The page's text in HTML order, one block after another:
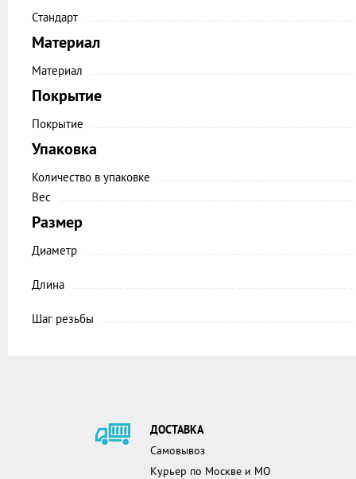
Стандарт
Материал
Материал
Покрытие
Покрытие
Упаковка
Количество в упаковке
Вес
Размер
Диаметр
Длина
Шаг резьбы
ДОСТАВКА
Самовывоз
Курьер по Москве и МО